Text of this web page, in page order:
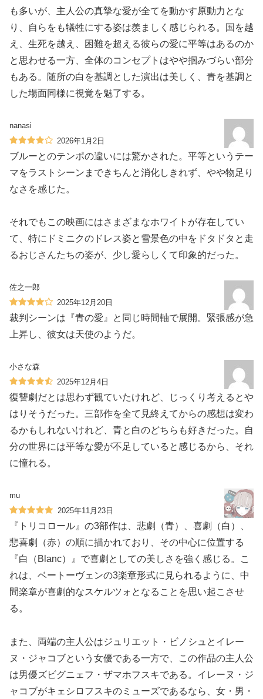
も多いが、主人公の真摯な愛が全てを動かす原動力とな
り、自らをも犠牲にする姿は羨ましく感じられる。国を越
え、生死を越え、困難を超える彼らの愛に平等はあるのか
と思わせる一方、全体のコンセプトはやや掴みづらい部分
もある。随所の白を基調とした演出は美しく、青を基調と
した場面同様に視覚を魅了する。
nanasi
2026年1月2日
ブルーとのテンポの違いには驚かされた。平等というテー
マをラストシーンまできちんと消化しきれず、やや物足り
なさを感じた。
それでもこの映画にはさまざまなホワイトが存在してい
て、特にドミニクのドレス姿と雪景色の中をドタドタと走
るおじさんたちの姿が、少し愛らしくて印象的だった。
佐之一郎
2025年12月20日
裁判シーンは『青の愛』と同じ時間軸で展開。緊張感が急
上昇し、彼女は天使のようだ。
小さな森
2025年12月4日
復讐劇だとは思わず観ていたけれど、じっくり考えるとや
はりそうだった。三部作を全て見終えてからの感想は変わ
るかもしれないけれど、青と白のどちらも好きだった。自
分の世界には平等な愛が不足していると感じるから、それ
に憧れる。
mu
2025年11月23日
『トリコロール』の3部作は、悲劇（青）、喜劇（白）、
悲喜劇（赤）の順に描かれており、その中心に位置する
『白（Blanc）』で喜劇としての美しさを強く感じる。こ
れは、ベートーヴェンの3楽章形式に見られるように、中
間楽章が喜劇的なスケルツォとなることを思い起こさせ
る。
また、両端の主人公はジュリエット・ビノシュとイレー
ヌ・ジャコブという女優である一方で、この作品の主人公
は男優ズビグニェフ・ザマホフスキである。イレーヌ・ジ
ャコブがキェシロフスキのミューズであるなら、女・男・